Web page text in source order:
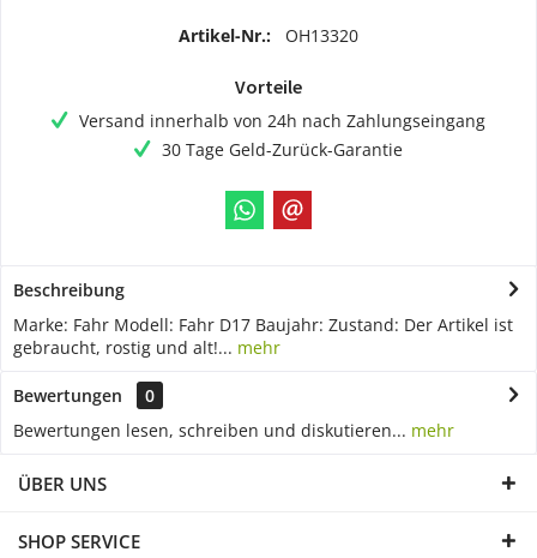
Artikel-Nr.: OH13320
Vorteile
Versand innerhalb von 24h nach Zahlungseingang
30 Tage Geld-Zurück-Garantie
Beschreibung
Marke: Fahr Modell: Fahr D17 Baujahr: Zustand: Der Artikel ist
gebraucht, rostig und alt!... mehr
Bewertungen
0
Bewertungen lesen, schreiben und diskutieren... mehr
ÜBER UNS
SHOP SERVICE